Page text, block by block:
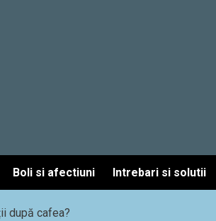
Boli si afectiuni Intrebari si solutii
după cafea?